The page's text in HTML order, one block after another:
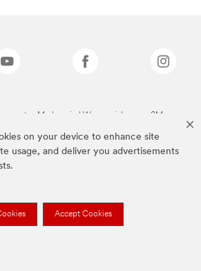
on your device to enhance site
usage, and deliver you advertisements
Accept Cookies
Marken sind Warenzeichen von 3M.